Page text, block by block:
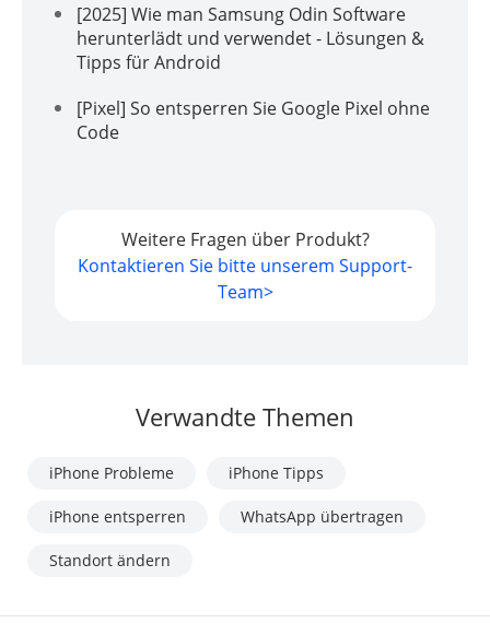
[2025] Wie man Samsung Odin Software
herunterlädt und verwendet - Lösungen &
Tipps für Android
[Pixel] So entsperren Sie Google Pixel ohne
Code
Weitere Fragen über Produkt?
Kontaktieren Sie bitte unserem Support-
Team>
Verwandte Themen
iPhone Probleme iPhone Tipps
iPhone entsperren WhatsApp übertragen
Standort ändern